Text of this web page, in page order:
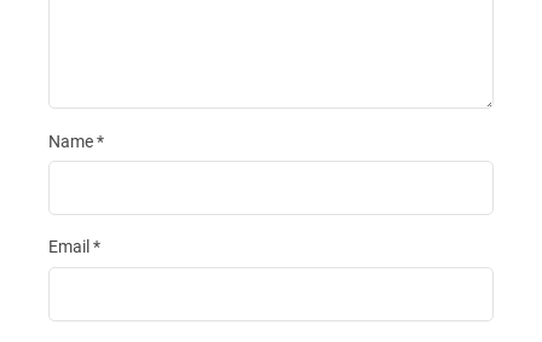
Name*
Email *